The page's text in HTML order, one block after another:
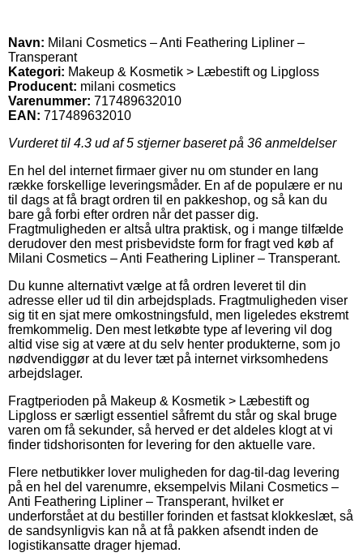
Navn: Milani Cosmetics – Anti Feathering Lipliner –
Transperant
Kategori: Makeup & Kosmetik > Læbestift og Lipgloss
Producent: milani cosmetics
Varenummer: 717489632010
EAN: 717489632010
Vurderet til 4.3 ud af 5 stjerner baseret på 36 anmeldelser
En hel del internet firmaer giver nu om stunder en lang
række forskellige leveringsmåder. En af de populære er nu
til dags at få bragt ordren til en pakkeshop, og så kan du
bare gå forbi efter ordren når det passer dig.
Fragtmuligheden er altså ultra praktisk, og i mange tilfælde
derudover den mest prisbevidste form for fragt ved køb af
Milani Cosmetics – Anti Feathering Lipliner – Transperant.
Du kunne alternativt vælge at få ordren leveret til din
adresse eller ud til din arbejdsplads. Fragtmuligheden viser
sig tit en sjat mere omkostningsfuld, men ligeledes ekstremt
fremkommelig. Den mest letkøbte type af levering vil dog
altid vise sig at være at du selv henter produkterne, som jo
nødvendiggør at du lever tæt på internet virksomhedens
arbejdslager.
Fragtperioden på Makeup & Kosmetik > Læbestift og
Lipgloss er særligt essentiel såfremt du står og skal bruge
varen om få sekunder, så herved er det aldeles klogt at vi
finder tidshorisonten for levering for den aktuelle vare.
Flere netbutikker lover muligheden for dag-til-dag levering
på en hel del varenumre, eksempelvis Milani Cosmetics –
Anti Feathering Lipliner – Transperant, hvilket er
underforstået at du bestiller forinden et fastsat klokkeslæt, så
de sandsynligvis kan nå at få pakken afsendt inden de
logistikansatte drager hjemad.